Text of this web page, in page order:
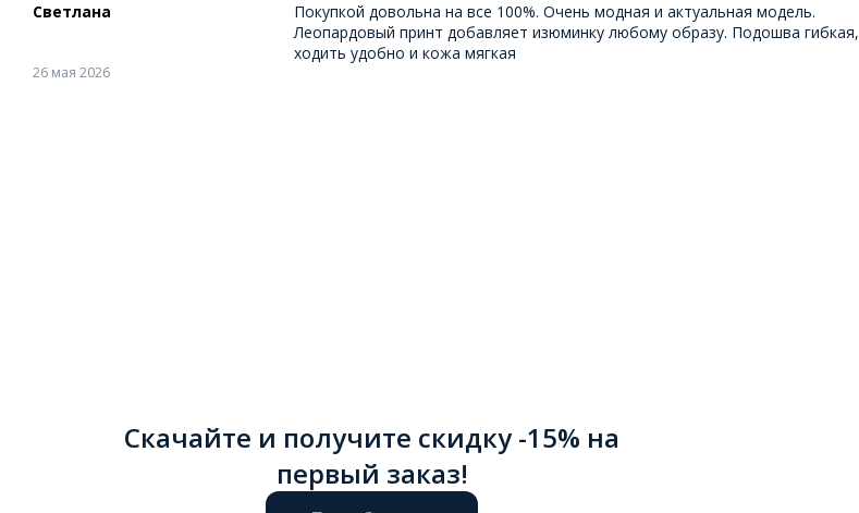
Светлана
26 мая 2026
Покупкой довольна на все 100%. Очень модная и актуальная модель.
Леопардовый принт добавляет изюминку любому образу. Подошва гибкая,
ходить удобно и кожа мягкая
Скачайте и получите скидку -15% на
первый заказ!